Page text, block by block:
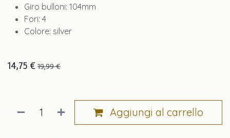
Giro bulloni: 104mm
Fori: 4
Colore: silver
14,75 € 19,99€
Aggiungi al carrello